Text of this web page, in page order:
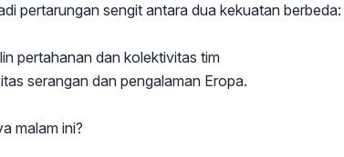
pertarungan sengit antara dua kekuatan berbeda:
pertahanan dan kolektivitas tim
serangan dan pengalaman Eropa.
malam ini?